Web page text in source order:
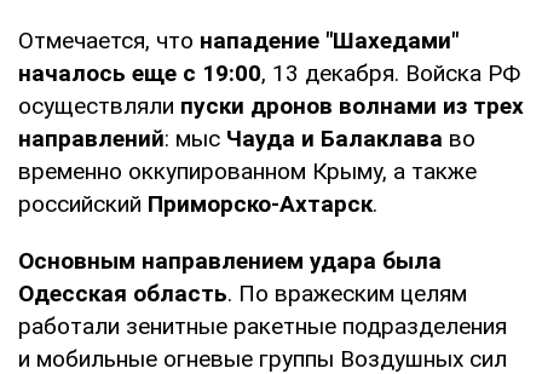
Отмечается, что нападение "Шахедами"
началось еще с 19:00, 13 декабря. Войска РФ
осуществляли пуски дронов волнами из трех
направлений: мыс Чауда и Балаклава во
временно оккупированном Крыму, а также
российский Приморско-Ахтарск.
Основным направлением удара была
Одесская область. По вражеским целям
работали зенитные ракетные подразделения
и мобильные огневые группы Воздушных сил